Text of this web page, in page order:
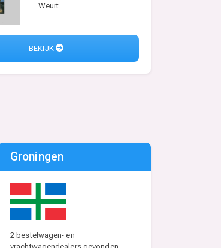
Weurt
BEKIJK
Groningen
2 bestelwagen- en